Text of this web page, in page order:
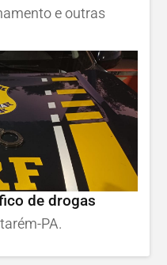
e outras
de drogas
PA.